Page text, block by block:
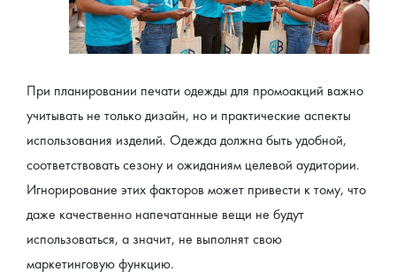
При планировании печати одежды для промоакций важно
учитывать не только дизайн, но и практические аспекты
использования изделий. Одежда должна быть удобной,
соответствовать сезону и ожиданиям целевой аудитории.
Игнорирование этих факторов может привести к тому, что
даже качественно напечатанные вещи не будут
использоваться, а значит, не выполнят свою
маркетинговую функцию.